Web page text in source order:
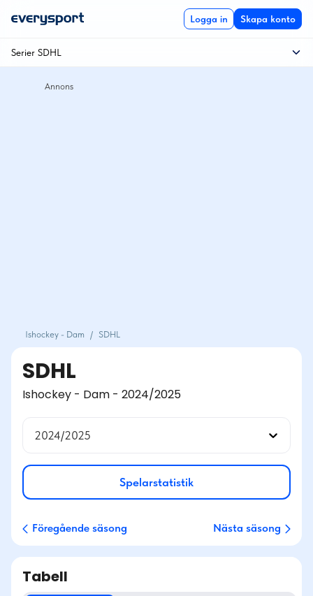
Logga in Skapa konto
Serier SDHL
Kval till SDHL
Ishockey - Dam / SDHL
SDHL
Ishockey - Dam - 2024/2025
2024/2025
Spelarstatistik
Föregående säsong Nästa säsong
Tabell